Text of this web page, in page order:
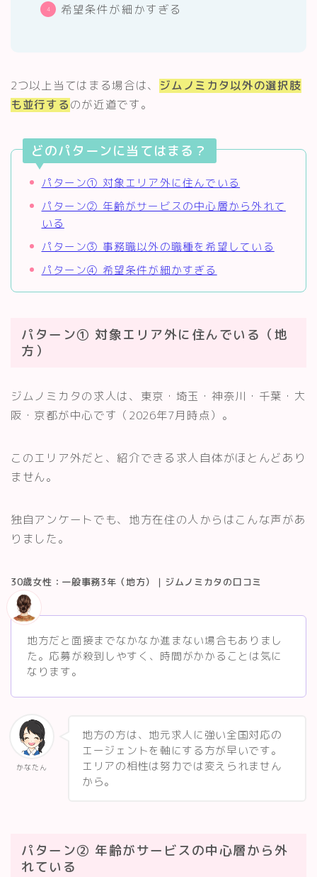
希望条件が細かすぎる
2つ以上当てはまる場合は、 ジムノミカタ以外の選択肢
も並行するのが近道です。
どのパターンに当てはまる？
パターン① 対象エリア外に住んでいる
パターン② 年齢がサービスの中心層から外れて
いる
パターン③ 事務職以外の職種を希望している
パターン④ 希望条件が細かすぎる
パターン① 対象エリア外に住んでいる（地
方）
ジムノミカタの求人は、東京・埼玉・神奈川・千葉・大
阪・京都が中心です（2026年7月時点）。
このエリア外だと、紹介できる求人自体がほとんどあり
ません。
独自アンケートでも、地方在住の人からはこんな声があ
りました。
30歳女性：一般事務3年（地方）｜ジムノミカタの口コミ
地方だと面接までなかなか進まない場合もありまし
た。応募が殺到しやすく、時間がかかることは気に
なります。
かなたん
地方の方は、地元求人に強い全国対応の
エージェントを軸にする方が早いです。
エリアの相性は努力では変えられません
から。
パターン② 年齢がサービスの中心層から外
れている